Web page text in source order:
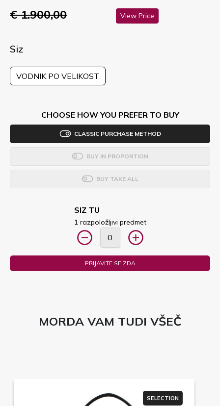
€ 1.900,00 View Price
Siz
VODNIK PO VELIKOST
CHOOSE HOW YOU PREFER TO BUY
CLASSIC PURCHASE METHOD
BUY IN PROPORTION
BUY TAKE ALL
SIZ TU
1 razpoložljivi predmet
PRIJAVITE SE ZDA
MORDA VAM TUDI VŠEČ
SELECTION